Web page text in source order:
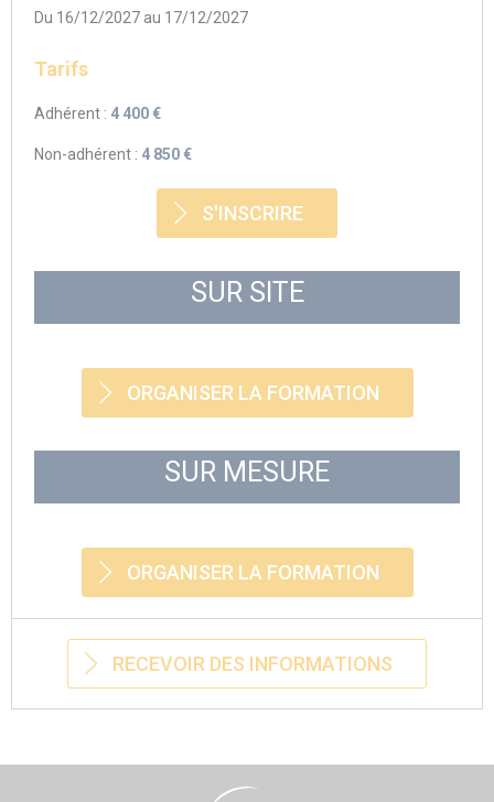
Du 16/12/2027 au 17/12/2027
Tarifs
Adhérent : 4 400 €
Non-adhérent : 4 850 €
S'INSCRIRE
SUR SITE
ORGANISER LA FORMATION
SUR MESURE
ORGANISER LA FORMATION
RECEVOIR DES INFORMATIONS